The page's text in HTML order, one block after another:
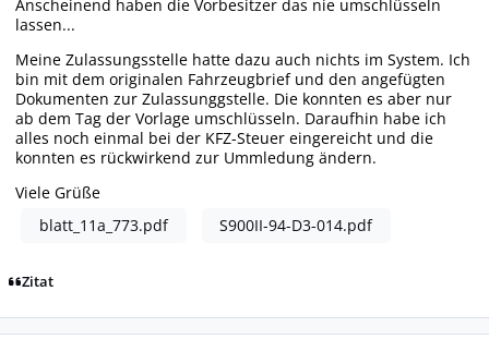
Anscheinend haben die Vorbesitzer das nie umschlüsseln
lassen...
Meine Zulassungsstelle hatte dazu auch nichts im System. Ich
bin mit dem originalen Fahrzeugbrief und den angefügten
Dokumenten zur Zulassunggstelle. Die konnten es aber nur
ab dem Tag der Vorlage umschlüsseln. Daraufhin habe ich
alles noch einmal bei der KFZ-Steuer eingereicht und die
konnten es rückwirkend zur Ummledung ändern.
Viele Grüße
blatt_11a_773.pdf
S900II-94-D3-014.pdf
Zitat